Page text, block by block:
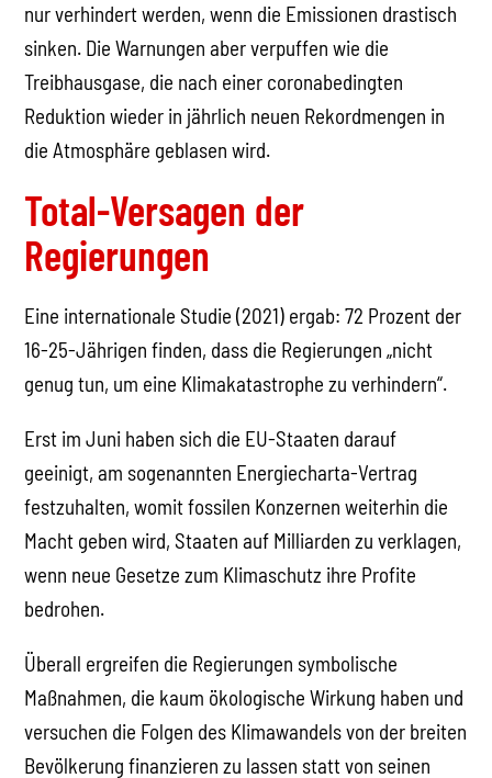
nur verhindert werden, wenn die Emissionen drastisch
sinken. Die Warnungen aber verpuffen wie die
Treibhausgase, die nach einer coronabedingten
Reduktion wieder in jährlich neuen Rekordmengen in
die Atmosphäre geblasen wird.
Total-Versagen der
Regierungen
Eine internationale Studie (2021) ergab: 72 Prozent der
16-25-Jährigen finden, dass die Regierungen „nicht
genug tun, um eine Klimakatastrophe zu verhindern“.
Erst im Juni haben sich die EU-Staaten darauf
geeinigt, am sogenannten Energiecharta-Vertrag
festzuhalten, womit fossilen Konzernen weiterhin die
Macht geben wird, Staaten auf Milliarden zu verklagen,
wenn neue Gesetze zum Klimaschutz ihre Profite
bedrohen.
Überall ergreifen die Regierungen symbolische
Maßnahmen, die kaum ökologische Wirkung haben und
versuchen die Folgen des Klimawandels von der breiten
Bevölkerung finanzieren zu lassen statt von seinen